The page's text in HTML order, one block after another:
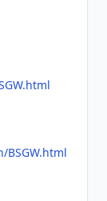
BSGW.html